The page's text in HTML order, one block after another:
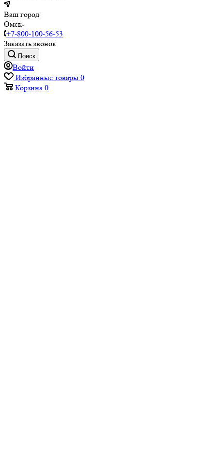
Ваш город
Омск
+7-800-100-56-53
Заказать звонок
Поиск
Войти
Избранные товары 0
Корзина 0